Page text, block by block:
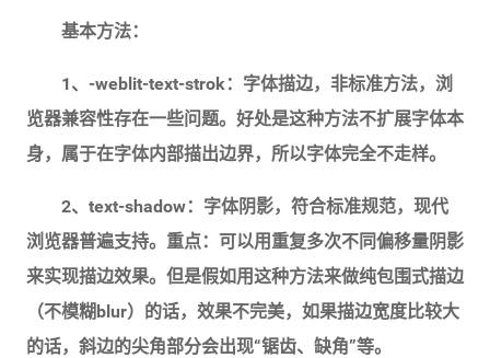
基本方法：
1、-weblit-text-strok：字体描边，非标准方法，浏
览器兼容性存在一些问题。好处是这种方法不扩展字体本
身，属于在字体内部描出边界，所以字体完全不走样。
2、text-shadow：字体阴影，符合标准规范，现代
浏览器普遍支持。重点：可以用重复多次不同偏移量阴影
来实现描边效果。但是假如用这种方法来做纯包围式描边
（不模糊blur）的话，效果不完美，如果描边宽度比较大
的话，斜边的尖角部分会出现“锯齿、缺角”等。